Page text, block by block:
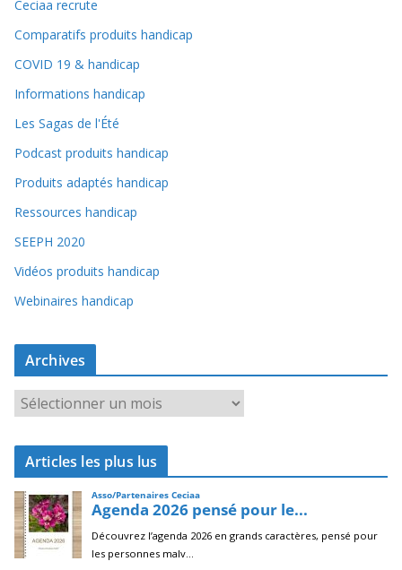
Ceciaa recrute
Comparatifs produits handicap
COVID 19 & handicap
Informations handicap
Les Sagas de l'Été
Podcast produits handicap
Produits adaptés handicap
Ressources handicap
SEEPH 2020
Vidéos produits handicap
Webinaires handicap
Archives
r
c
i
v
e
s
Articles les plus lus